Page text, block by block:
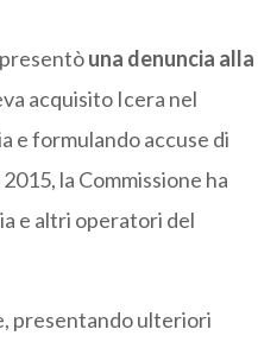
una denuncia alla
acquisito Icera nel
e formulando accuse di
la Commissione ha
e altri operatori del
presentando ulteriori